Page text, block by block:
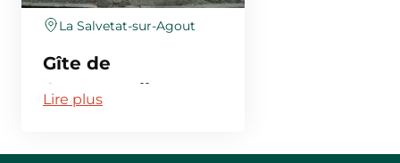
La Salvetat-sur-Agout
Gîte de
Compostelle
Lire plus